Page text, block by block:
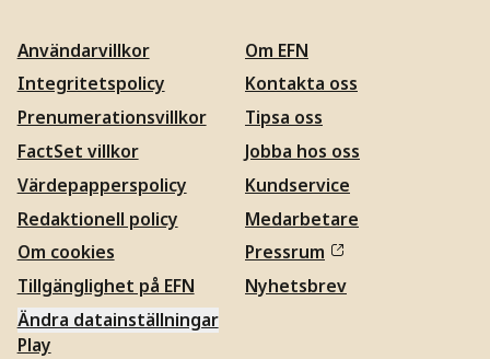
Användarvillkor
Integritetspolicy
Prenumerationsvillkor
FactSet villkor
Värdepapperspolicy
Redaktionell policy
Om cookies
Tillgänglighet på EFN
Ändra datainställningar
Om EFN
Kontakta oss
Tipsa oss
Jobba hos oss
Kundservice
Medarbetare
Pressrum
Nyhetsbrev
Play